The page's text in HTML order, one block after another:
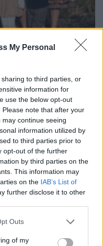
My Personal
to third parties, or
information for
use the below opt-out
note that after your
continue seeing
information utilized by
to third parties prior to
opt-out of the further
by third parties on the
This information may
on the IAB’s List of
further disclose it to other
one or more Google
You may click to
Outs
of my
ίωση»: Το τελευταίο
σύζυγό της πριν
τους